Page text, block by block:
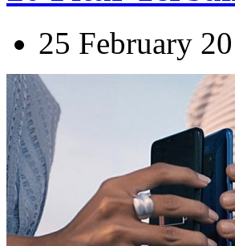
25 February